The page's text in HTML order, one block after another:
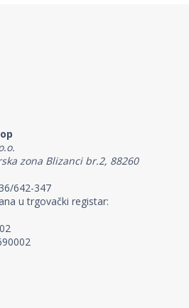
zona Blizanci br.2, 88260
642-347
u trgovački registar: